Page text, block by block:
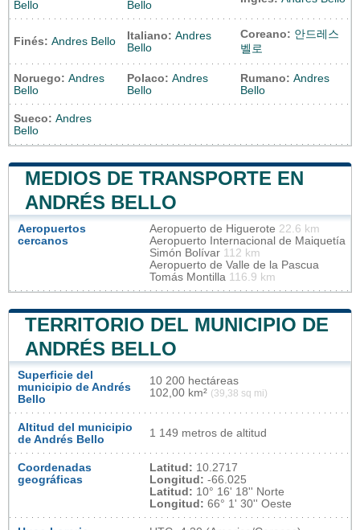
Bello Bello
Finés: Andres Bello Italiano: Andres
Bello
Coreano: 안드레스
벨로
Noruego: Andres
Bello
Polaco: Andres
Bello
Rumano: Andres
Bello
Sueco: Andres
Bello
MEDIOS DE TRANSPORTE EN
ANDRÉS BELLO
Aeropuertos
cercanos
Aeropuerto de Higuerote 22.6 km
Aeropuerto Internacional de Maiquetía
Simón Bolívar 112 km
Aeropuerto de Valle de la Pascua
Tomás Montilla 116.9 km
TERRITORIO DEL MUNICIPIO DE
ANDRÉS BELLO
Superficie del
municipio de Andrés
Bello
10 200 hectáreas
102,00 km² (39,38 sq mi)
Altitud del municipio
de Andrés Bello
1 149 metros de altitud
Coordenadas
geográficas
Latitud: 10.2717
Longitud: -66.025
Latitud: 10° 16' 18'' Norte
Longitud: 66° 1' 30'' Oeste